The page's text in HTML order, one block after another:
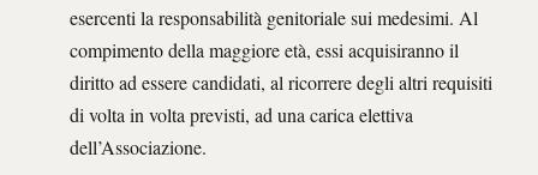
esercenti la responsabilità genitoriale sui medesimi. Al
compimento della maggiore età, essi acquisiranno il
diritto ad essere candidati, al ricorrere degli altri requisiti
di volta in volta previsti, ad una carica elettiva
dell’Associazione.